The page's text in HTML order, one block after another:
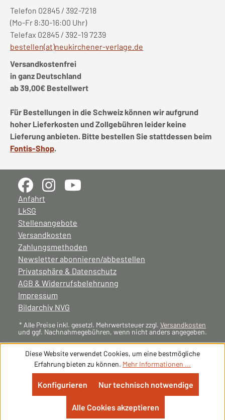
Telefon 02845 / 392-7218
(Mo-Fr 8:30-16:00 Uhr)
Telefax 02845 / 392-19 7239
bestellen(at)neukirchener-verlage.de
Versandkostenfrei
in ganz Deutschland
ab 39,00€ Bestellwert
Für Bestellungen in die Schweiz können wir aufgrund
hoher Lieferkosten und Zollgebühren leider keine
Lieferung anbieten. Bitte bestellen Sie stattdessen beim
Fontis-Shop.
Anfahrt
LkSG
Stellenangebote
Versandkosten
Zahlungsmethoden
Newsletter abonnieren/abbestellen
Privatsphäre & Datenschutz
AGB & Widerrufsbelehrunng
Impressum
Bildarchiv NVG
* Alle Preise inkl. gesetzl. Mehrwertsteuer zzgl. Versandkosten
und ggf. Nachnahmegebühren, wenn nicht anders angegeben.
Diese Website verwendet Cookies, um eine bestmögliche
Erfahrung bieten zu können. Mehr Informationen ...
Nur technisch notwendige
Konfigurieren
Alle Cookies akzeptieren